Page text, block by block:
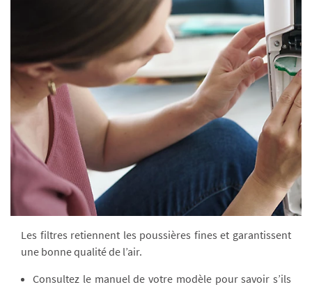
Les filtres retiennent les poussières fines et garantissent
une bonne qualité de l’air.
Consultez le manuel de votre modèle pour savoir s’ils